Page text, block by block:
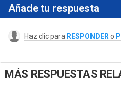
Añade tu respuesta
Haz clic para RESPONDER o
MÁS RESPUESTAS